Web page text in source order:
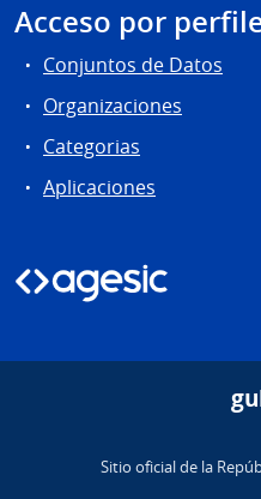
Acceso por
Conjuntos de Datos
Organizaciones
Categorias
Aplicaciones
Sitio oficial de la